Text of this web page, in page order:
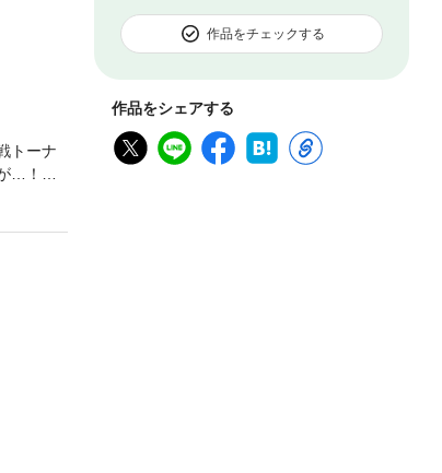
作品をチェックする
作品をシェアする
トーナ
…！勝
と聞